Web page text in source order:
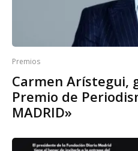
Premios
Carmen Arístegui,
Premio de
MADRID»